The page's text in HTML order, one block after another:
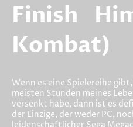
Finish
Kombat)
Wenn es eine Spielereihe
meisten Stunden meines
versenkt habe, dann ist es
der Einzige, der weder PC,